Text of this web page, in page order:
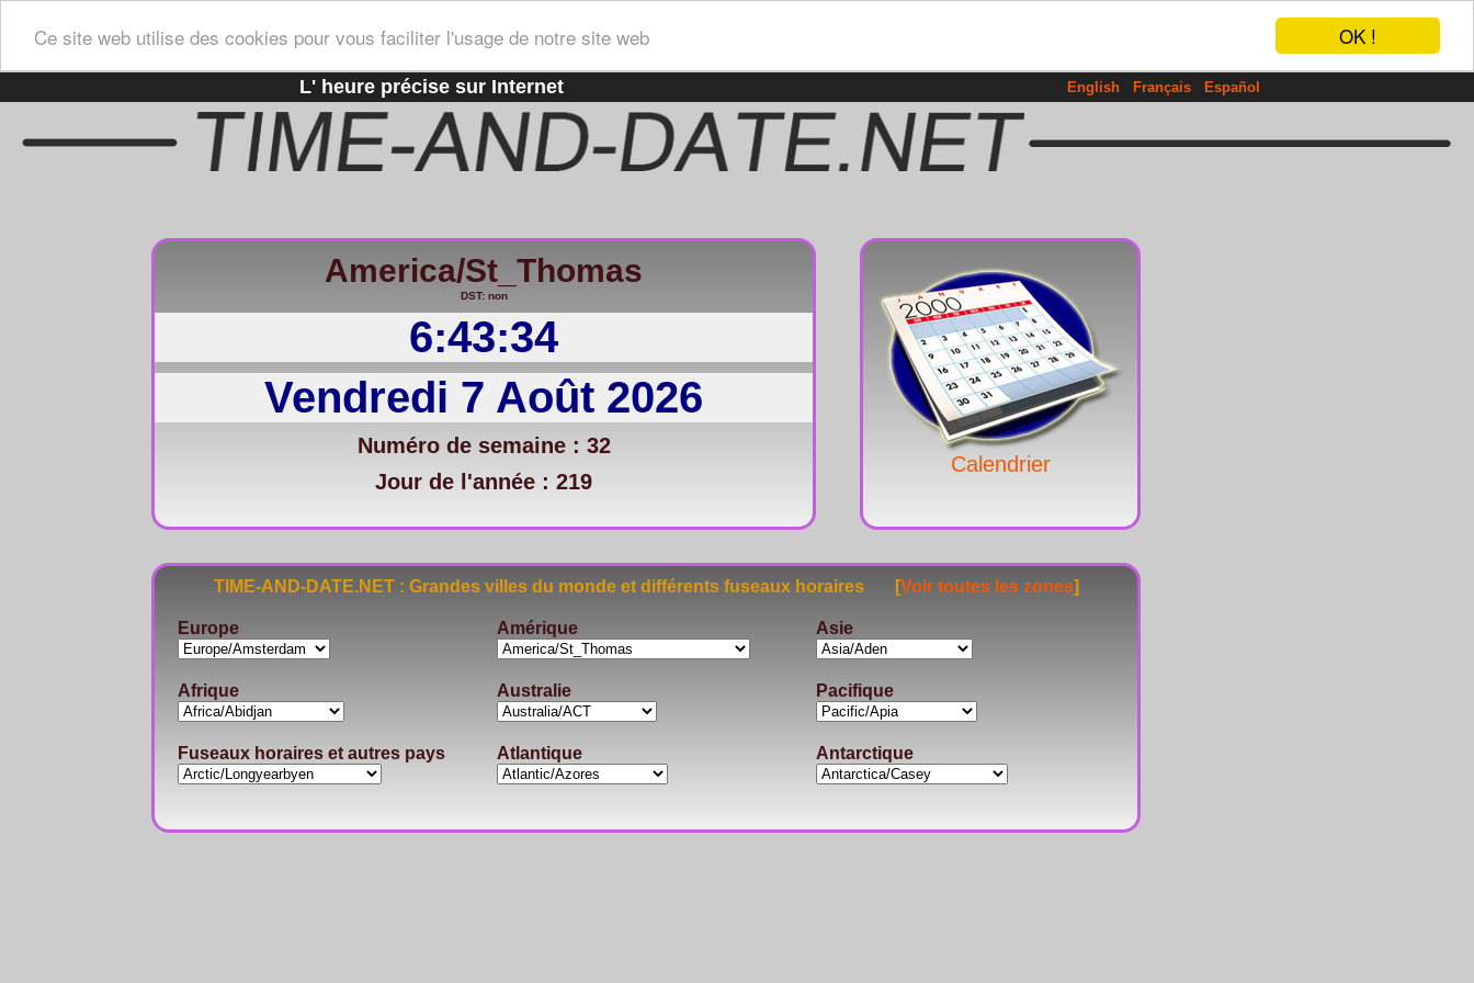
OK !
Ce site web utilise des cookies pour vous faciliter l'usage de notre site web
L' heure précise sur Internet English Français Español
America/St_Thomas
DST: non
6:43:34
Vendredi 7 Août 2026
Numéro de semaine : 32
Jour de l'année : 219
Calendrier
TIME-AND-DATE.NET : Grandes villes du monde et différents fuseaux horaires [Voir toutes les zones]
Europe Amérique Asie
Afrique Australie Pacifique
Fuseaux horaires et autres pays Atlantique Antarctique